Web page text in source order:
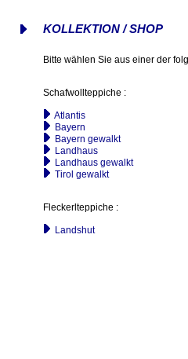
KOLLEKTION / SHOP
Bitte wählen Sie aus einer der
Schafwollteppiche :
Atlantis
Bayern
Bayern gewalkt
Landhaus
Landhaus gewalkt
Tirol gewalkt
Fleckerlteppiche :
Landshut